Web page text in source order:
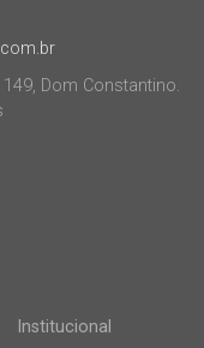
Dom Constantino.
Institucional